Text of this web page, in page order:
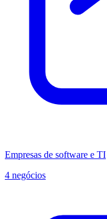
Empresas de software e TI
4 negócios